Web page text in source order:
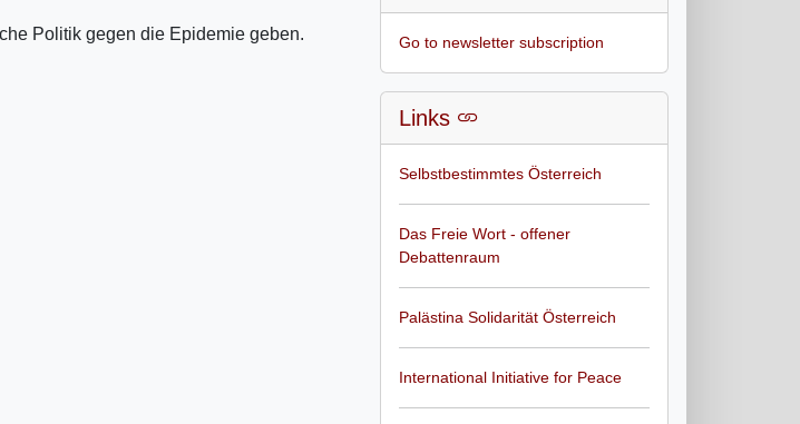
Politik gegen die Epidemie geben. Go to newsletter subscription
Links
Selbstbestimmtes Österreich
Das Freie Wort - offener
Debattenraum
Palästina Solidarität Österreich
International Initiative for Peace